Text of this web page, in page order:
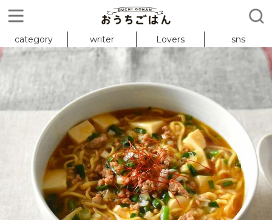
category writer Lovers sns